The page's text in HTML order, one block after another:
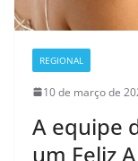
REGIONAL
10 de março de
A equipe
um Feliz